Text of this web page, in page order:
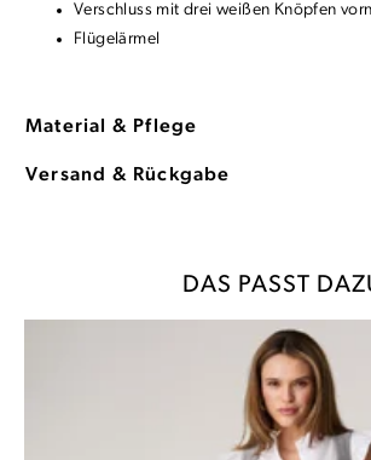
Verschluss mit drei weißen Knöpfen
Flügelärmel
Material & Pflege
Versand & Rückgabe
DAS PASST